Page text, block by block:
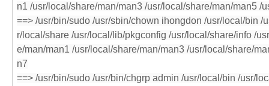
n1 /usr/local/share/man/man3 /usr/local/share/man/man5 /
==> /usr/bin/sudo /usr/sbin/chown ihongdon /usr/local/bin /
r/local/share /usr/local/lib/pkgconfig /usr/local/share/info /
e/man/man1 /usr/local/share/man/man3 /usr/local/share/
n7
==> /usr/bin/sudo /usr/bin/chgrp admin /usr/local/bin /usr/